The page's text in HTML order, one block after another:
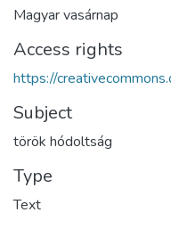
Magyar vasárnap
Access rights
https://
Subject
török hódoltság
Type
Text